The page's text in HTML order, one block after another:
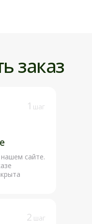
питание волосяных
заказ
сайте.
1 шаг
2 шаг